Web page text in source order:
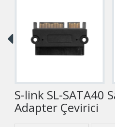
S-link SL-SATA40
Adapter Çevirici